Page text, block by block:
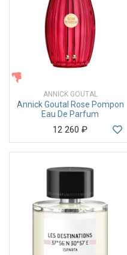
ANNICK GOUTAL
Annick Goutal Rose Pompon
Eau De Parfum
12 260 ₽